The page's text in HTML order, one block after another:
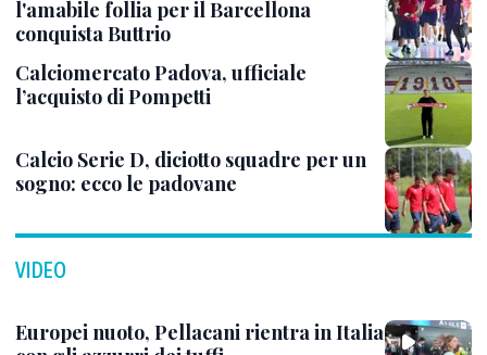
l'amabile follia per il Barcellona
conquista Buttrio
Calciomercato Padova, ufficiale
l’acquisto di Pompetti
Calcio Serie D, diciotto squadre per un
sogno: ecco le padovane
VIDEO
Europei nuoto, Pellacani rientra in Italia